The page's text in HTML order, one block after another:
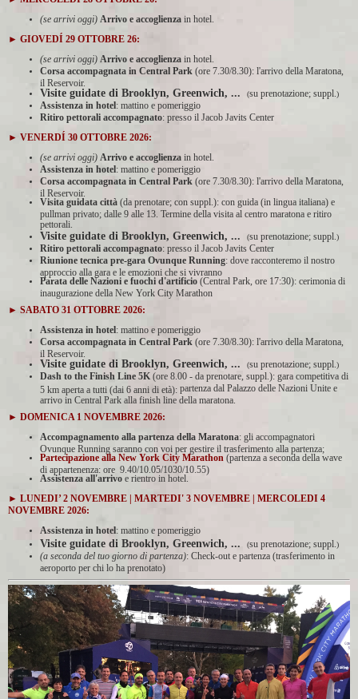
(se arrivi oggi) Arrivo e accoglienza in hotel.
► GIOVEDÍ 29 OTTOBRE 26:
(se arrivi oggi) Arrivo e accoglienza in hotel.
Corsa accompagnata in Central Park (ore 7.30/8.30): l'arrivo della Maratona,
il Reservoir.
Visite guidate di Brooklyn, Greenwich, ... (su prenotazione; suppl.)
Assistenza in hotel: mattino e pomeriggio
Ritiro pettorali accompagnato: presso il Jacob Javits Center
► VENERDÍ 30 OTTOBRE 2026:
(se arrivi oggi) Arrivo e accoglienza in hotel.
Assistenza in hotel: mattino e pomeriggio
Corsa accompagnata in Central Park (ore 7.30/8.30): l'arrivo della Maratona,
il Reservoir.
Visita guidata città (da prenotare; con suppl.): con guida (in lingua italiana) e
pullman privato; dalle 9 alle 13. Termine della visita al centro maratona e ritiro
pettorali.
Visite guidate di Brooklyn, Greenwich, ... (su prenotazione; suppl.)
Ritiro pettorali accompagnato: presso il Jacob Javits Center
Riunione tecnica pre-gara Ovunque Running: dove racconteremo il nostro
approccio alla gara e le emozioni che si vivranno
Parata delle Nazioni e fuochi d'artificio (Central Park, ore 17:30): cerimonia di
inaugurazione della New York City Marathon
► SABATO 31 OTTOBRE 2026:
Assistenza in hotel: mattino e pomeriggio
Corsa accompagnata in Central Park (ore 7.30/8.30): l'arrivo della Maratona,
il Reservoir.
Visite guidate di Brooklyn, Greenwich, ... (su prenotazione; suppl.)
Dash to the Finish Line 5K (ore 8.00 - da prenotare, suppl.): gara competitiva di
5 km aperta a tutti (dai 6 anni di età): partenza dal Palazzo delle Nazioni Unite e
arrivo in Central Park alla finish line della maratona.
► DOMENICA 1 NOVEMBRE 2026:
Accompagnamento alla partenza della Maratona: gli accompagnatori
Ovunque Running saranno con voi per gestire il trasferimento alla partenza;
Partecipazione alla New York City Marathon (partenza a seconda della wave
di appartenenza: ore 9.40/10.05/1030/10.55)
Assistenza all'arrivo e rientro in hotel.
► LUNEDI’ 2 NOVEMBRE | MARTEDI' 3 NOVEMBRE | MERCOLEDI 4
NOVEMBRE 2026:
Assistenza in hotel: mattino e pomeriggio
Visite guidate di Brooklyn, Greenwich, ... (su prenotazione; suppl.)
(a seconda del tuo giorno di partenza): Check-out e partenza (trasferimento in
aeroporto per chi lo ha prenotato)